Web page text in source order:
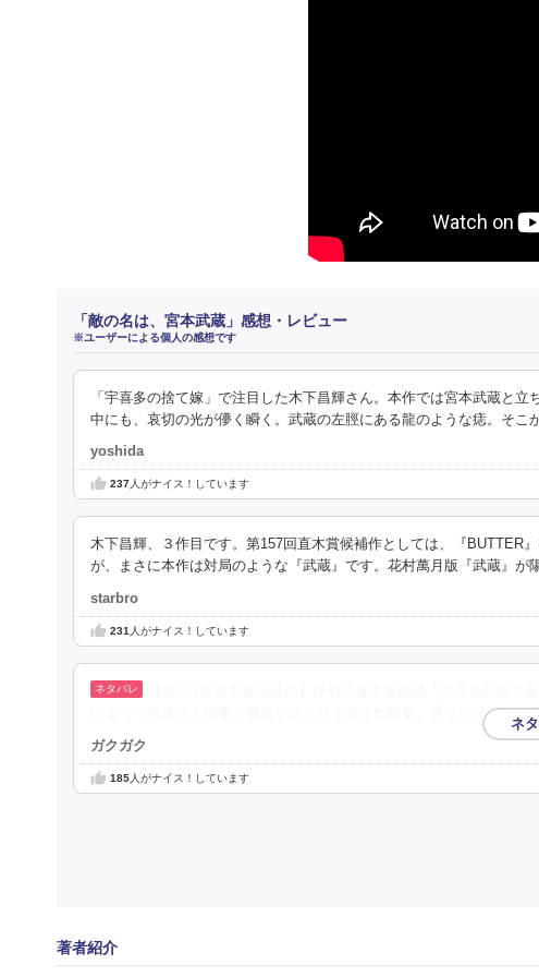
「敵の名は、宮本武蔵」感想・レビュー
※ユーザーによる個人の感想です
「宇喜多の捨て嫁」で注目した木下昌輝さん。本作では宮本武蔵と
中にも、哀切の光が儚く瞬く。武蔵の左脛にある龍のような痣。そこ
yoshida
237人がナイス！しています
木下昌輝、３作目です。第157回直木賞候補作としては、『BUTTER
が、まさに本作は対局のような『武蔵』です。花村萬月版『武蔵』が
starbro
231 人がナイス！しています
によって武蔵の人物像と成長を語らせる連作短編集。育ての父であり
ガクガク
185人がナイス！しています
著者紹介